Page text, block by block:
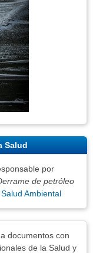
Salud
por
de petróleo
Ambiental
documentos con
de la Salud y